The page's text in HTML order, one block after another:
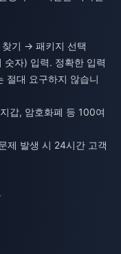
기 → 패키지 선택
자) 입력. 정확한 입력
절대 요구하지 않습니
갑, 암호화폐 등 100여
제 발생 시 24시간 고객